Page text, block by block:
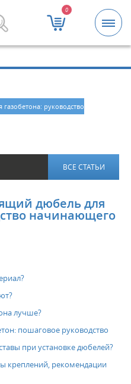
0
оптом.
руководство
ВСЕ СТАТЬИ
дюбель для
начинающего
лучше?
пошаговое руководство
при установке дюбелей?
креплений, рекомендации